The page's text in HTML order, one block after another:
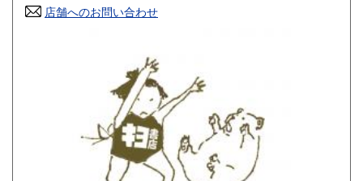
高知県 600円
600円
600円 大分県
600円 鹿児島県
600円
店舗へのお問い合わせ